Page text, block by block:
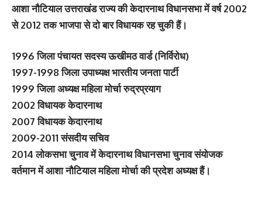
आशा नौटियाल उत्तराखंड राज्य की केदारनाथ विधानसभा में वर्ष 2002
से 2012 तक भाजपा से दो बार विधायक रह चुकी हैं।
1996 जिला पंचायत सदस्य ऊखीमठ वार्ड (निर्विरोध)
1997-1998 जिला उपाध्यक्ष भारतीय जनता पार्टी
1999 जिला अध्यक्ष महिला मोर्चा रुद्रप्रयाग
2002 विधायक केदारनाथ
2007 विधायक केदारनाथ
2009-2011 संसदीय सचिव
2014 लोकसभा चुनाव में केदारनाथ विधानसभा चुनाव संयोजक
वर्तमान में आशा नौटियाल महिला मोर्चा की प्रदेश अध्यक्ष हैं।